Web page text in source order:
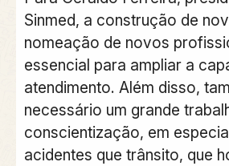
Sinmed, a construção de
nomeação de novos
essencial para ampliar a
atendimento. Além disso,
necessário um grande
conscientização, em
acidentes que trânsito, que